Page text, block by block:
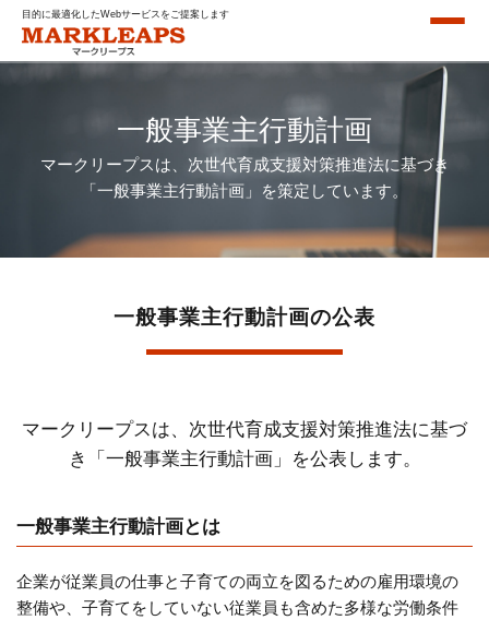
目的に最適化したWebサービスをご提案します
採用情報
一般事業主行動計画
マークリープスは、次世代育成支援対策推進法に基づき
「一般事業主行動計画」を策定しています。
一般事業主行動計画の公表
マークリープスは、次世代育成支援対策推進法に基づ
き「一般事業主行動計画」を公表します。
一般事業主行動計画とは
企業が従業員の仕事と子育ての両立を図るための雇用環境の
整備や、子育てをしていない従業員も含めた多様な労働条件